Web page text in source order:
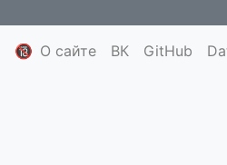
🔞 О сайте ВК GitHub